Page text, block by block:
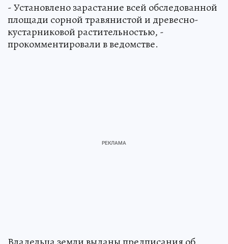
- Установлено зарастание всей обследованной
площади сорной травянистой и древесно-
кустарниковой растительностью, -
прокомментировали в ведомстве.